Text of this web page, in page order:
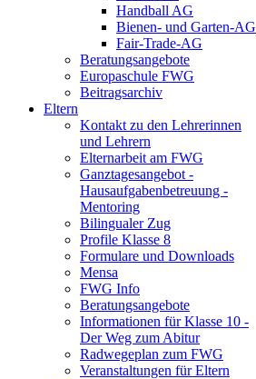
Handball AG
Bienen- und Garten-AG
Fair-Trade-AG
Beratungsangebote
Europaschule FWG
Beitragsarchiv
Eltern
Kontakt zu den Lehrerinnen
und Lehrern
Elternarbeit am FWG
Ganztagesangebot -
Hausaufgabenbetreuung -
Mentoring
Bilingualer Zug
Profile Klasse 8
Formulare und Downloads
Mensa
FWG Info
Beratungsangebote
Informationen für Klasse 10 -
Der Weg zum Abitur
Radwegeplan zum FWG
Veranstaltungen für Eltern